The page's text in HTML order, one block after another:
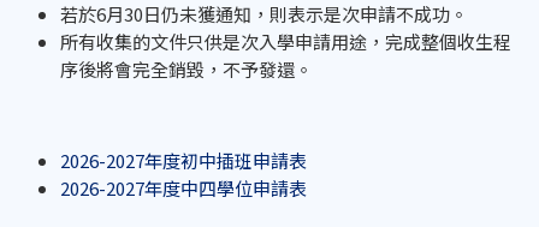
若於6月30日仍未獲通知，則表示是次申請不成功。
所有收集的文件只供是次入學申請用途，完成整個收生程
序後將會完全銷毀，不予發還。
2026-2027年度初中插班申請表
2026-2027年度中四學位申請表